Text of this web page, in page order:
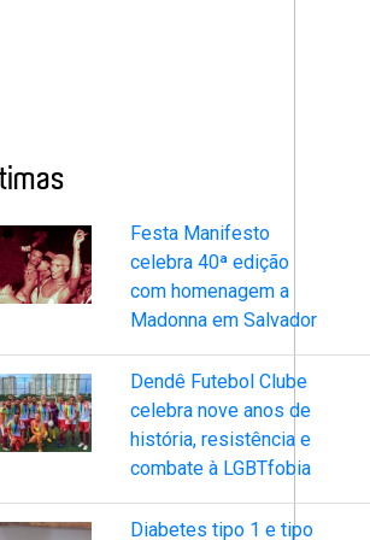
Festa Manifesto
celebra 40ª edição
com homenagem a
Madonna em Salvador
Dendê Futebol Clube
celebra nove anos de
história, resistência e
combate à LGBTfobia
Diabetes tipo 1 e tipo